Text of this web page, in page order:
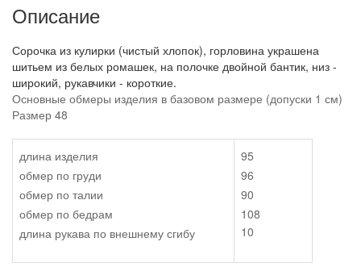
Описание
Сорочка из кулирки (чистый хлопок), горловина украшена
шитьем из белых ромашек, на полочке двойной бантик, низ -
широкий, рукавчики - короткие.
Основные обмеры изделия в базовом размере (допуски 1 см)
Размер 48
длина изделия
обмер по груди
обмер по талии
обмер по бедрам
длина рукава по внешнему сгибу
95
96
90
108
10